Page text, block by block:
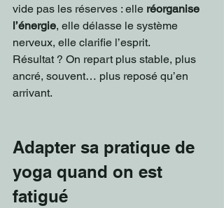
vide pas les réserves : elle réorganise
l’énergie, elle délasse le système
nerveux, elle clarifie l’esprit.
Résultat ? On repart plus stable, plus
ancré, souvent… plus reposé qu’en
arrivant.
Adapter sa pratique de
yoga quand on est
fatigué